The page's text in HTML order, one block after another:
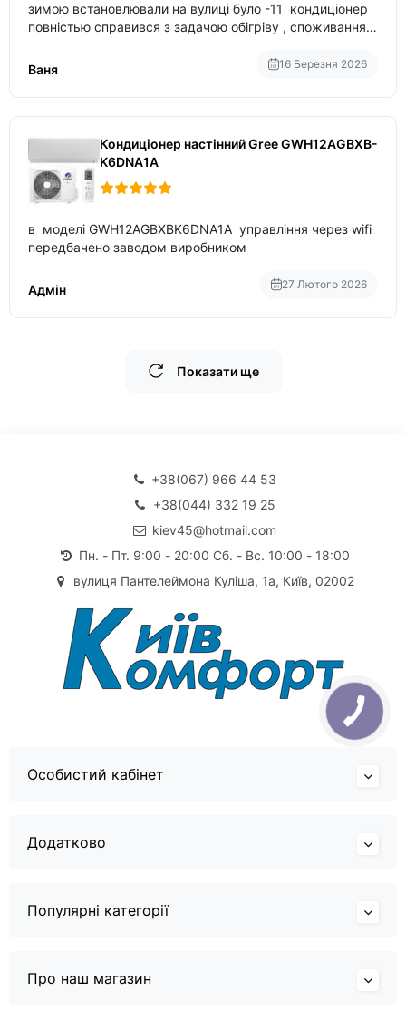
зимою встановлювали на вулиці було -11 кондиціонер
повністью справився з задачою обігріву , споживання
температури
Ваня 16 Березня 2026
Кондиціонер настінний Gree GWH12AGBXB-
K6DNA1A
в моделі GWH12AGBXBK6DNA1A управління через wifi
передбачено заводом виробником
Адмін 27 Лютого 2026
Показати ще
+38(067) 966 44 53
+38(044) 332 19 25
kiev45@hotmail.com
Пн. - Пт. 9:00 - 20:00 Сб. - Вс. 10:00 - 18:00
вулиця Пантелеймона Куліша, 1а, Київ, 02002
Особистий кабінет
Додатково
Популярні категорії
Про наш магазин